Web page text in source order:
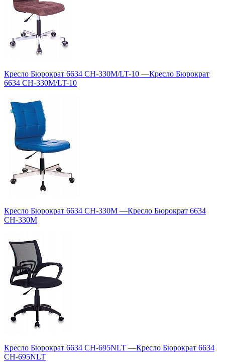
Кресло Бюрократ 6634 CH-330M/LT-10 —Кресло Бюрократ
6634 CH-330M/LT-10
Кресло Бюрократ 6634 CH-330M —Кресло Бюрократ 6634
CH-330M
Кресло Бюрократ 6634 CH-695NLT —Кресло Бюрократ 6634
CH-695NLT